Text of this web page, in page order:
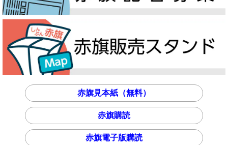
赤旗見本紙（無料）
赤旗購読
赤旗電子版購読